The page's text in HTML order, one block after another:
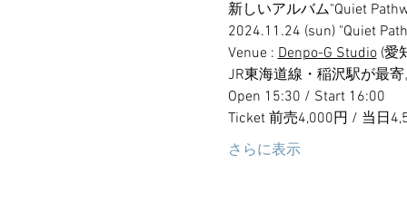
新しいアルバム"Quiet
2024.11.24 (sun) "Quiet
Venue : Denpo-G Studio (愛
JR東海道線・稲沢駅が最
Open 15:30 / Start 16:00
Ticket 前売4,000円 / 当日
さらに表示